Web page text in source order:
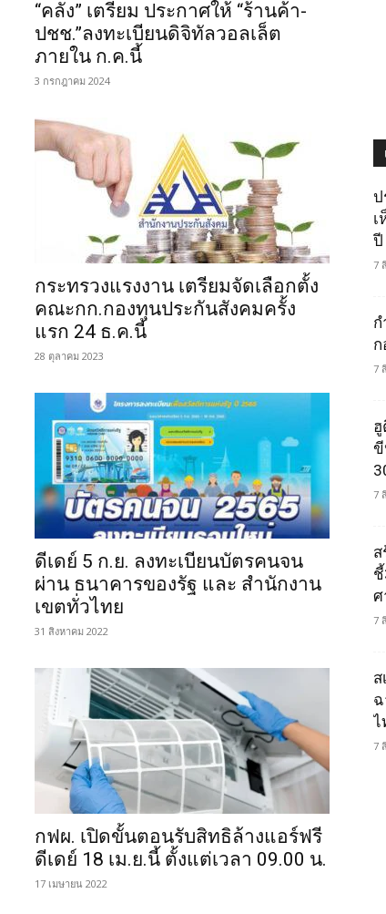
“คลัง” เตรียม ประกาศให้ “ร้านค้า-
ปชช.”ลงทะเบียนดิจิทัลวอลเล็ต
ภายใน ก.ค.นี้
3 กรกฎาคม 2024
กระทรวงแรงงาน เตรียมจัดเลือกตั้ง
คณะกก.กองทุนประกันสังคมครั้ง
แรก 24 ธ.ค.นี้
28 ตุลาคม 2023
ดีเดย์ 5 ก.ย. ลงทะเบียนบัตรคนจน
ผ่าน ธนาคารของรัฐ และ สำนักงาน
เขตทั่วไทย
31 สิงหาคม 2022
กฟผ. เปิดขั้นตอนรับสิทธิล้างแอร์ฟรี
ดีเดย์ 18 เม.ย.นี้ ตั้งแต่เวลา 09.00 น.
17 เมษายน 2022
ป
ปี
7
7
ขี
7
ศ
7
ส
ไ
7